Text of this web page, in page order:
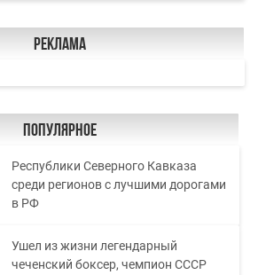
Реклама
Популярное
Республики Северного Кавказа
среди регионов с лучшими дорогами
в РФ
Ушел из жизни легендарный
чеченский боксер, чемпион СССР